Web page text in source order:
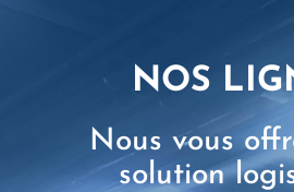
NOS
Nous vous
solution